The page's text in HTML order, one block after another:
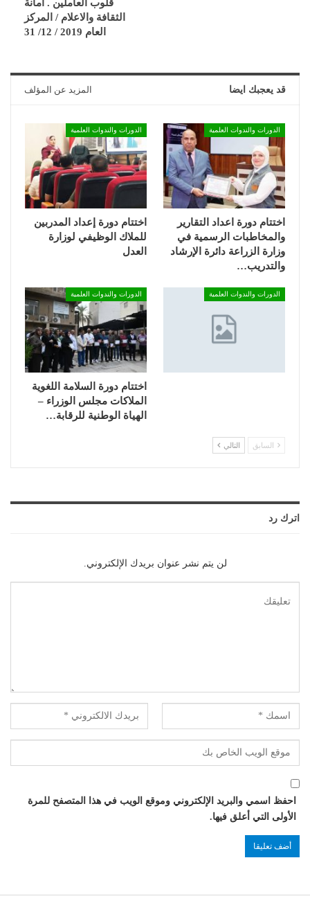
قلوب العاملين . أمانة
الثقافة والاعلام / المركز
العام 2019 / 12/ 31
قد يعجبك ايضا المزيد عن المؤلف
الدورات والندوات العلمية
اختتام دورة اعداد التقارير
والمخاطبات الرسمية في
وزارة الزراعة دائرة الإرشاد
والتدريب…
الدورات والندوات العلمية
اختتام دورة إعداد المدربين
للملاك الوظيفي لوزارة
العدل
الدورات والندوات العلمية الدورات والندوات العلمية
اختتام دورة السلامة اللغوية
الملاكات مجلس الوزراء –
الهياة الوطنية للرقابة…
السابق التالي
اترك رد
لن يتم نشر عنوان بريدك الإلكتروني.
احفظ اسمي والبريد الإلكتروني وموقع الويب في هذا المتصفح للمرة
الأولى التي أعلق فيها.